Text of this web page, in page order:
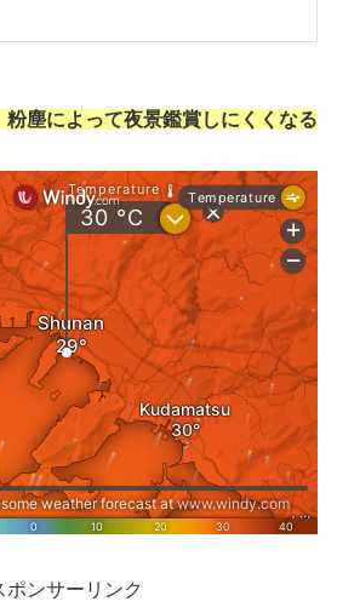
塵によって夜景鑑賞しにくくなる
ポンサーリンク